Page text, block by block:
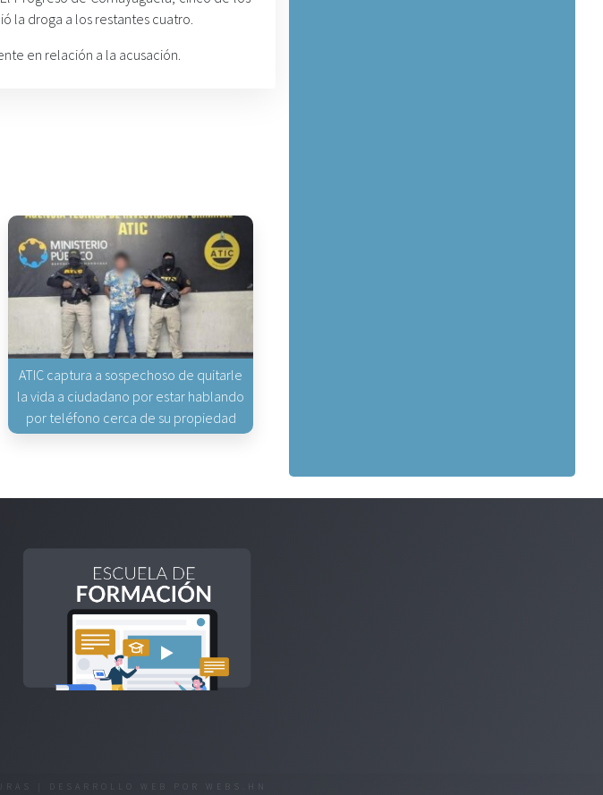
la droga a los restantes cuatro.
en relación a la acusación.
ATIC captura a sospechoso de quitarle
la vida a ciudadano por estar hablando
por teléfono cerca de su propiedad
| DESARROLLO WEB POR WEBS.HN